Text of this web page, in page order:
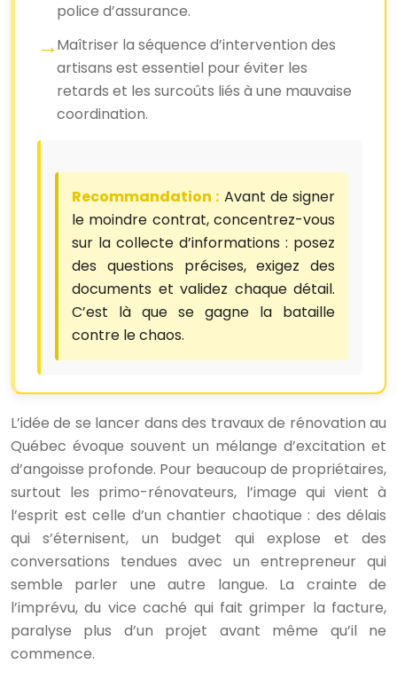
police d’assurance.
Maîtriser la séquence d’intervention des
artisans est essentiel pour éviter les
retards et les surcoûts liés à une mauvaise
coordination.
Recommandation : Avant de signer
le moindre contrat, concentrez-vous
sur la collecte d’informations : posez
des questions précises, exigez des
documents et validez chaque détail.
C’est là que se gagne la bataille
contre le chaos.
L’idée de se lancer dans des travaux de rénovation au
Québec évoque souvent un mélange d’excitation et
d’angoisse profonde. Pour beaucoup de propriétaires,
surtout les primo-rénovateurs, l’image qui vient à
l’esprit est celle d’un chantier chaotique : des délais
qui s’éternisent, un budget qui explose et des
conversations tendues avec un entrepreneur qui
semble parler une autre langue. La crainte de
l’imprévu, du vice caché qui fait grimper la facture,
paralyse plus d’un projet avant même qu’il ne
commence.